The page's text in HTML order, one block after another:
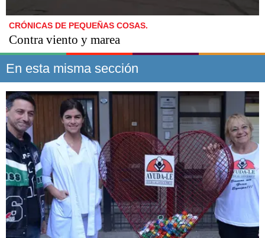
CRÓNICAS DE PEQUEÑAS COSAS.
Contra viento y marea
En esta misma sección